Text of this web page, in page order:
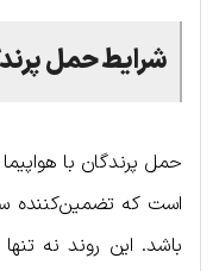
شرایط حمل
حمل پرندگان با
است که تضمین‌کننده
باشد. این روند نه